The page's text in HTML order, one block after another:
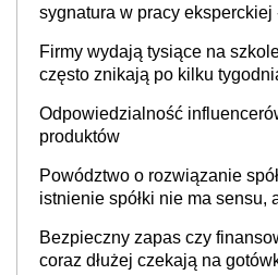
sygnatura w pracy eksperckiej
Firmy wydają tysiące na
często znikają po kilku
Odpowiedzialność
produktów
Powództwo o rozwiązanie
istnienie spółki nie ma sensu,
Bezpieczny zapas czy
coraz dłużej czekają na